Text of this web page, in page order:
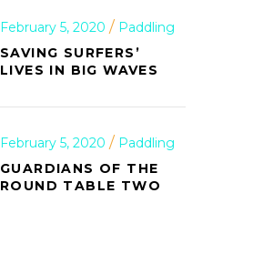
February 5, 2020
Paddling
SAVING SURFERS’
LIVES IN BIG WAVES
February 5, 2020
Paddling
GUARDIANS OF THE
ROUND TABLE TWO